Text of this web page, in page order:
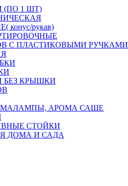
1 ШТ)
рукав)
С ПЛАСТИКОВЫМИ РУЧКАМИ
БЕЗ КРЫШКИ
АРОМА САШЕ
СТОЙКИ
ДОМА И САДА